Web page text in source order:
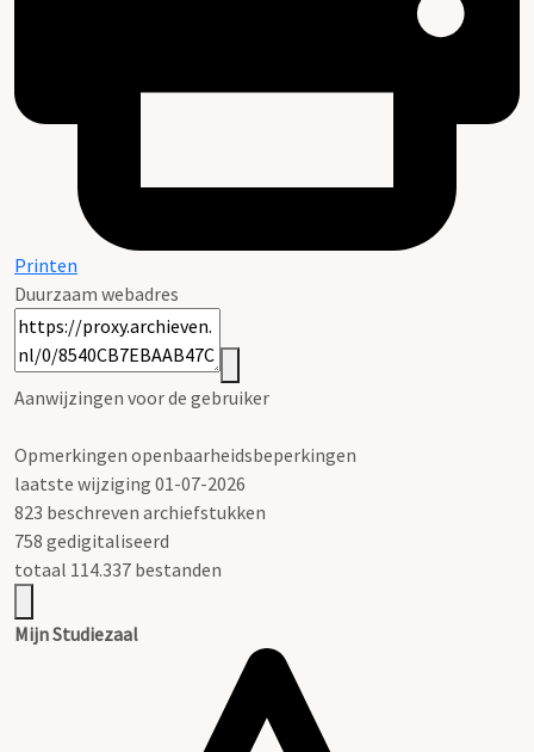
Printen
Duurzaam webadres
Aanwijzingen voor de gebruiker
Opmerkingen openbaarheidsbeperkingen
laatste wijziging 01-07-2026
823 beschreven archiefstukken
758 gedigitaliseerd
totaal 114.337 bestanden
Mijn Studiezaal